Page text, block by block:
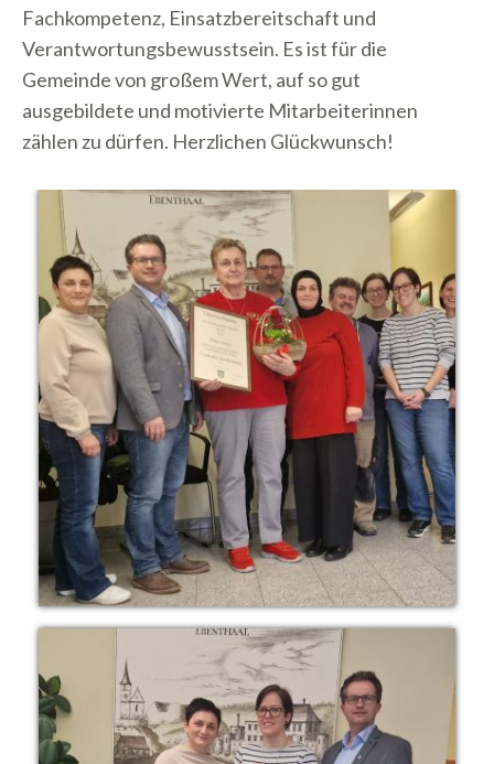
Fachkompetenz, Einsatzbereitschaft und
Verantwortungsbewusstsein. Es ist für die
Gemeinde von großem Wert, auf so gut
ausgebildete und motivierte Mitarbeiterinnen
zählen zu dürfen. Herzlichen Glückwunsch!